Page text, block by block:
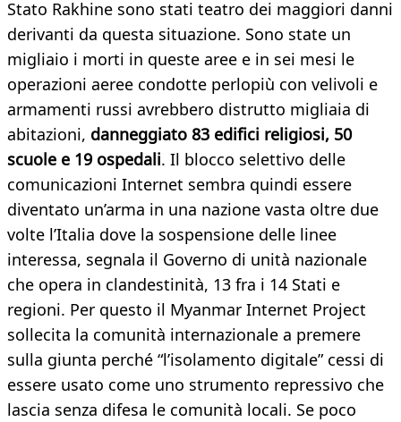
Stato Rakhine sono stati teatro dei maggiori danni
derivanti da questa situazione. Sono state un
migliaio i morti in queste aree e in sei mesi le
operazioni aeree condotte perlopiù con velivoli e
armamenti russi avrebbero distrutto migliaia di
abitazioni, danneggiato 83 edifici religiosi, 50
scuole e 19 ospedali. Il blocco selettivo delle
comunicazioni Internet sembra quindi essere
diventato un’arma in una nazione vasta oltre due
volte l’Italia dove la sospensione delle linee
interessa, segnala il Governo di unità nazionale
che opera in clandestinità, 13 fra i 14 Stati e
regioni. Per questo il Myanmar Internet Project
sollecita la comunità internazionale a premere
sulla giunta perché “l’isolamento digitale” cessi di
essere usato come uno strumento repressivo che
lascia senza difesa le comunità locali. Se poco